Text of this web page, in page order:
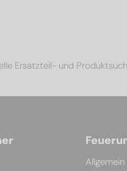
Ersatzteil- und
Allgemein